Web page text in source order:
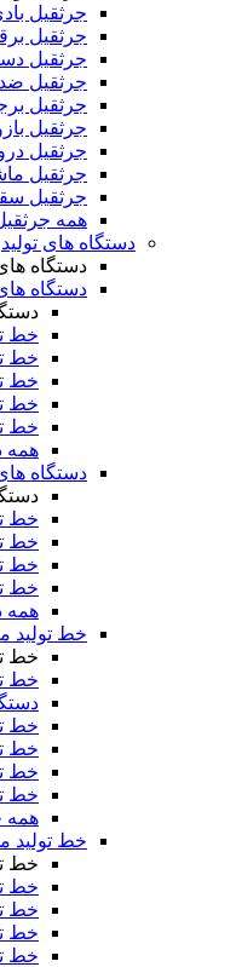
جرثقیل
جرثقیل
جرثقیل
جرثقیل ضد
جرثقیل
جرثقیل
جرثقیل
جرثقیل
جرثقیل
همه
دستگاه های تولید
دستگاه
دستگاه
خط
خط
خط
خط
خط
همه
دستگاه
خط
خط
خط
خط
همه
خط تولید
خط
خط
خط
خط
خط
خط
همه
خط تولید
خط
خط
خط
خط
خط